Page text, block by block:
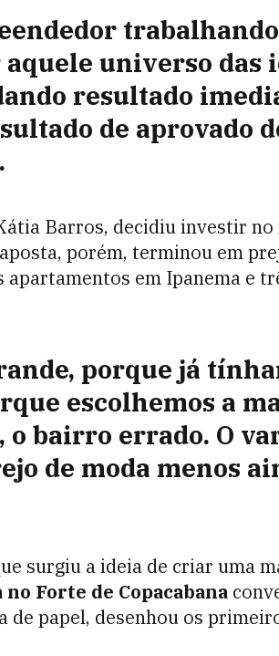
universo das
resultado
de aprovado
Barros, decidiu investir no
porém, terminou em
apartamentos em Ipanema e
porque já
escolhemos a
bairro errado. O
de moda menos
surgiu a ideia de criar uma
Forte de Copacabana
de papel, desenhou os